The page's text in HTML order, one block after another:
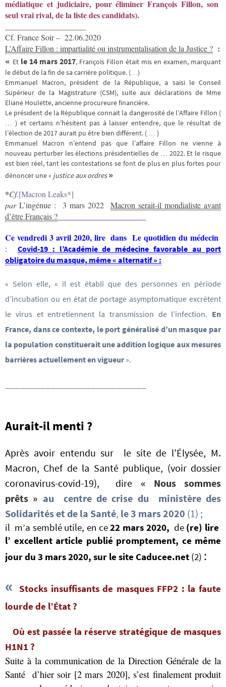
médiatique et judiciaire, pour éliminer François Fillon, son
seul vrai rival, de la liste des candidats).
Cf. France Soir – 22.06.2020
L’Affaire Fillon : impartialité ou instrumentalisation de la Justice ? :
« Et le 14 mars 2017, François Fillon était mis en examen, marquant
le début de la fin de sa carrière politique. (…)
Emmanuel Macron, président de la République, a saisi le Conseil
Supérieur de la Magistrature (CSM), suite aux déclarations de Mme
Eliane Houlette, ancienne procureure financière.
Le président de la République connait la dangerosité de l’Affaire Fillon (
… ) et certains n’hésitent pas à laisser entendre, que le résultat de
l’élection de 2017 aurait pu être bien différent. ( … )
Emmanuel Macron n’entend pas que l’affaire Fillon ne vienne à
nouveau perturber les élections présidentielles de … 2022. Et le risque
est bien réel, tant les contestations se font de plus en plus fortes pour
dénoncer une « justice aux ordres»
*Cf.[Macron Leaks*]
par L’ingénue : 3 mars 2022
Macron serait-il mondialiste avant
d’être Français ?
Ce vendredi 3 avril 2020, liredans Le quotidien du médecin
: Covid-19 : l’Académie de médecine favorable au port
obligatoire du masque, même « alternatif » :
« Selon elle, « il est établi que des personnes en période
d’incubation ou en état de portage asymptomatique excrètent
le virus et entretiennent la transmission de l’infection. En
France, dans ce contexte, le port généralisé d’un masque par
la population constituerait une addition logique aux mesures
barrières actuellement en vigueur».
Aurait-il menti ?
Après avoir entendu sur le site de l’Élysée, M.
Macron, Chef de la Santé publique, (voir dossier
coronavirus-covid-19), dire
« Nous sommes
prêts » au centre de crise du ministère des
Solidarités et de la Santé, le 3 mars 2020 (1) ;
il m’a semblé utile, en ce22 mars 2020, de (re) lire
l’ excellent article publié promptement, ce même
jour du 3 mars 2020, sur le site Caducee.net (2) :
«
Stocks insuffisants de masques FFP2 : la faute
lourde de l’État ?
Où est passée la réserve stratégique de masques
H1N1 ?
Suite à la communication de la Direction Générale de la
Santé d’hier soir [2 mars 2020], s’est finalement produit